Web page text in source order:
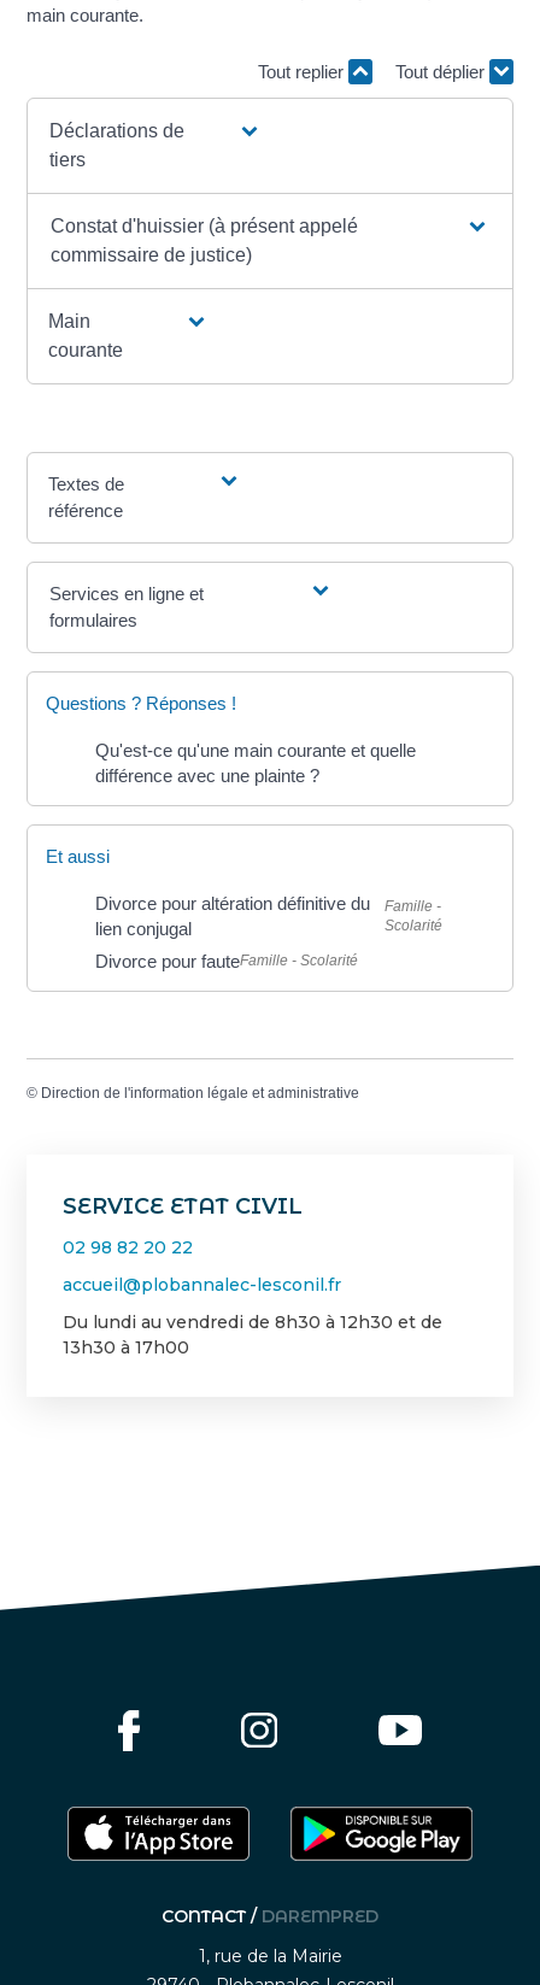
SERVICE ETAT CIVIL
02 98 82 20 22
accueil@plobannalec-lesconil.fr
Du lundi au vendredi de 8h30 à 12h30 et de
13h30 à 17h00
main courante.
Tout replier Tout déplier
Déclarations de
tiers
Constat d'huissier (à présent appelé
commissaire de justice)
Main
courante
Textes de
référence
Services en ligne et
formulaires
Questions ? Réponses !
Qu'est-ce qu'une main courante et quelle
différence avec une plainte ?
Et aussi
Divorce pour altération définitive du
lien conjugal
Famille -
Scolarité
Divorce pour fauteFamille - Scolarité
© Direction de l'information légale et administrative
CONTACT / DAREMPRED
1, rue de la Mairie